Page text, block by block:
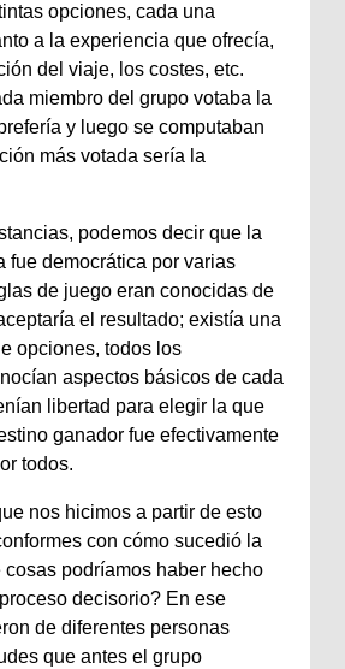
opciones, cada una
a la experiencia que ofrecía,
del viaje, los costes, etc.
miembro del grupo votaba la
y luego se computaban
más votada sería la
podemos decir que la
fue democrática por varias
de juego eran conocidas de
el resultado; existía una
opciones, todos los
aspectos básicos de cada
libertad para elegir la que
ganador fue efectivamente
todos.
nos hicimos a partir de esto
con cómo sucedió la
podríamos haber hecho
decisorio? En ese
de diferentes personas
que antes el grupo